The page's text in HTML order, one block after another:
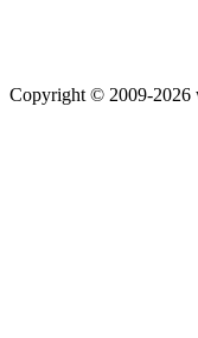
Copyright © 2009-2026